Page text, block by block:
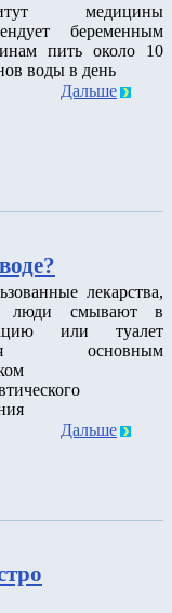
медицины
беременным
пить около 10
воды в день
Дальше
лекарства,
люди смывают в
или туалет
основным
Дальше